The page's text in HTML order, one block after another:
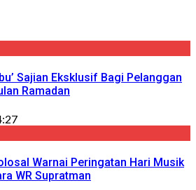
Sajian Eksklusif Bagi Pelanggan
Ramadan
Warnai Peringatan Hari Musik
WR Supratman